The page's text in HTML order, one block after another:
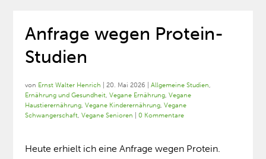
Anfrage wegen Protein-
Studien
von Ernst Walter Henrich |20. Mai 2026 |Allgemeine Studien,
Ernährung und Gesundheit,Vegane Ernährung,Vegane
Haustierernährung,Vegane Kinderernährung,Vegane
Schwangerschaft,Vegane Senioren |0 Kommentare
Heute erhielt ich eine Anfrage wegen Protein.